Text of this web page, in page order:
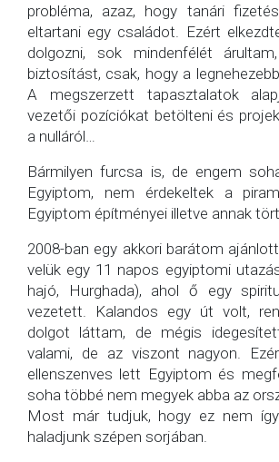
probléma, azaz, hogy tanári
eltartani egy családot. Ezért
dolgozni, sok mindenfélét
biztosítást, csak, hogy a
A megszerzett tapasztalatok
vezetői pozíciókat betölteni és
a nulláról…
Bármilyen furcsa is, de engem
Egyiptom, nem érdekeltek a
Egyiptom építményei illetve annak
2008-ban egy akkori barátom
velük egy 11 napos egyiptomi
hajó, Hurghada), ahol ő egy
vezetett. Kalandos egy út volt,
dolgot láttam, de mégis
valami, de az viszont nagyon.
ellenszenves lett Egyiptom és
soha többé nem megyek abba az
Most már tudjuk, hogy ez nem
haladjunk szépen sorjában.